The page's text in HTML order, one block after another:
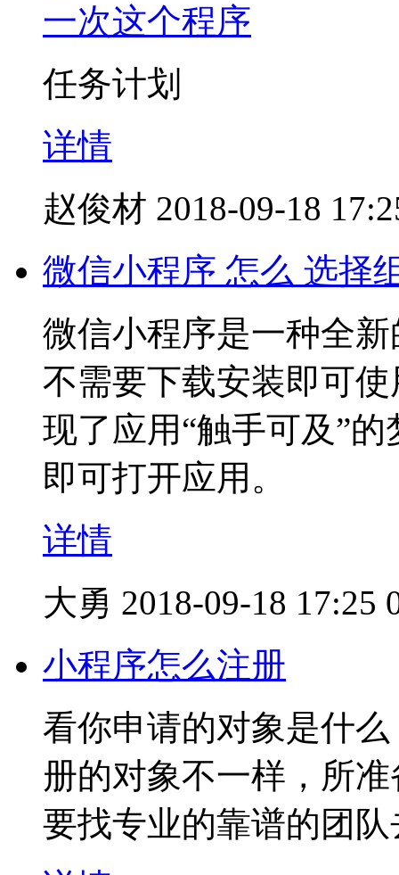
一次这个程序
任务计划
详情
赵俊材 2018-09-18
微信小程序 怎么 选择
微信小程序是一种全
不需要下载安装即可
现了应用“触手可及”
即可打开应用。
详情
大勇 2018-09-18 17:25
小程序怎么注册
看你申请的对象是什
册的对象不一样，所
要找专业的靠谱的团